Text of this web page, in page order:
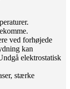
ved forhøjede
kan
elektrostatisk
stærke